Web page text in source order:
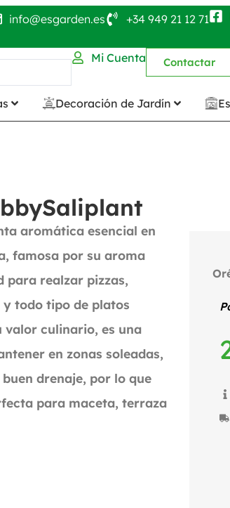
info@esgarden.es +34 949 21 12 71
Mi Cuenta Contactar
Decoración de Jardín
aromática esencial en
famosa por su aroma
para realzar pizzas,
y todo tipo de platos
valor culinario, es una
en zonas soleadas,
drenaje, por lo que
para maceta, terraza